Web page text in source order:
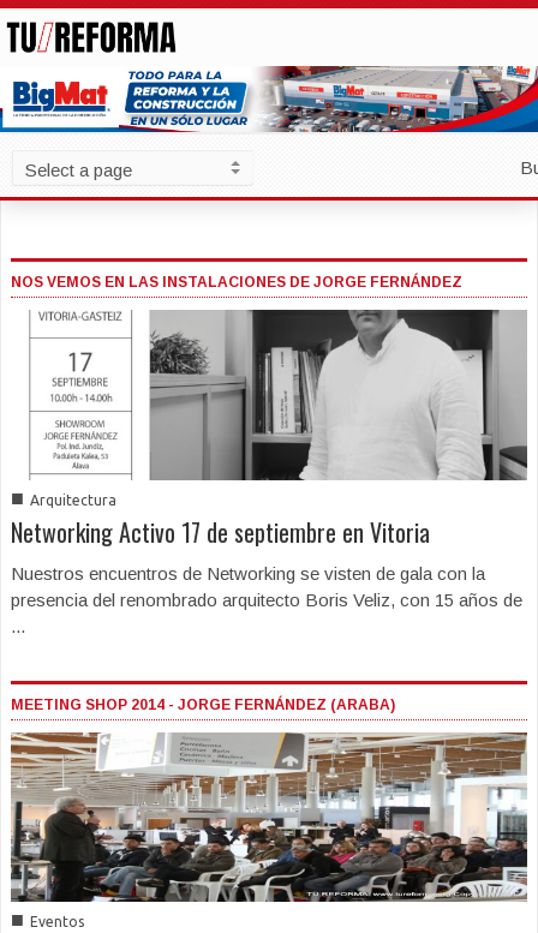
NOS VEMOS EN LAS INSTALACIONES DE JORGE FERNÁNDEZ
■ Arquitectura
Networking Activo 17 de septiembre en Vitoria
Nuestros encuentros de Networking se visten de gala con la
presencia del renombrado arquitecto Boris Veliz, con 15 años de
...
MEETING SHOP 2014 - JORGE FERNÁNDEZ (ARABA)
■ Eventos